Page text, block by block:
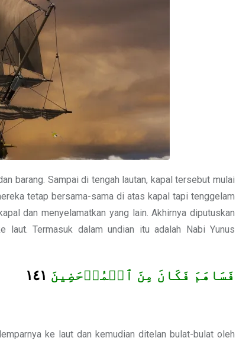
barang. Sampai di tengah lautan, kapal tersebut mulai
tetap bersama-sama di atas kapal tapi tenggelam
dan menyelamatkan yang lain. Akhirnya diputuskan
laut. Termasuk dalam undian itu adalah Nabi Yunus
فَسَاهَمَ فَكَانَ مِنَ ٱلۡمُدۡحَضِينَ
ke laut dan kemudian ditelan bulat-bulat oleh